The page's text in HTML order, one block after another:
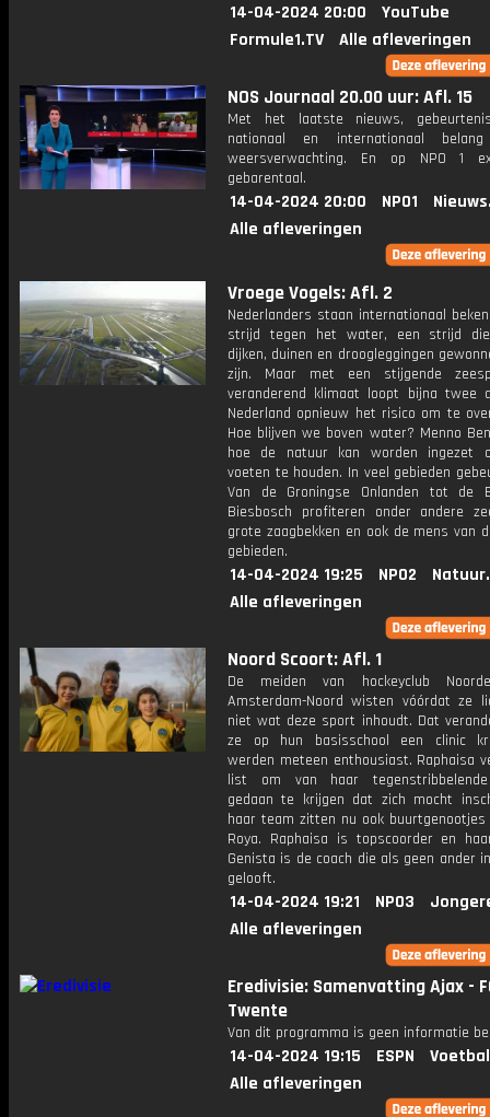
14-04-2024 20:00
YouTube
Formule1.TV
Alle afleveringen
NOS Journaal 20.00 uur: Afl. 15
Met het laatste nieuws,
nationaal en internationaal
weersverwachting. En op NPO 1
gebarentaal.
14-04-2024 20:00 NPO1
Alle afleveringen
Vroege Vogels: Afl. 2
Nederlanders staan internationaal
strijd tegen het water, een strijd
dijken, duinen en droogleggingen
zijn. Maar met een stijgende
veranderend klimaat loopt bijna twee
Nederland opnieuw het risico om te
Hoe blijven we boven water? Menno
hoe de natuur kan worden ingezet
voeten te houden. In veel gebieden
Van de Groningse Onlanden tot de
Biesbosch profiteren onder andere
grote zaagbekken en ook de mens van
gebieden.
14-04-2024 19:25 NPO2
Alle afleveringen
Noord Scoort: Afl. 1
De meiden van hockeyclub
Amsterdam-Noord wisten vóórdat ze
niet wat deze sport inhoudt. Dat
ze op hun basisschool een clinic
werden meteen enthousiast. Raphaisa
list om van haar
gedaan te krijgen dat zich mocht
haar team zitten nu ook buurtgenootjes
Roya. Raphaisa is topscoorder en
Genista is de coach die als geen ander
gelooft.
14-04-2024 19:21 NPO3
Alle afleveringen
Eredivisie: Samenvatting Ajax -
Twente
Van dit programma is geen informatie
14-04-2024 19:15 ESPN
Alle afleveringen